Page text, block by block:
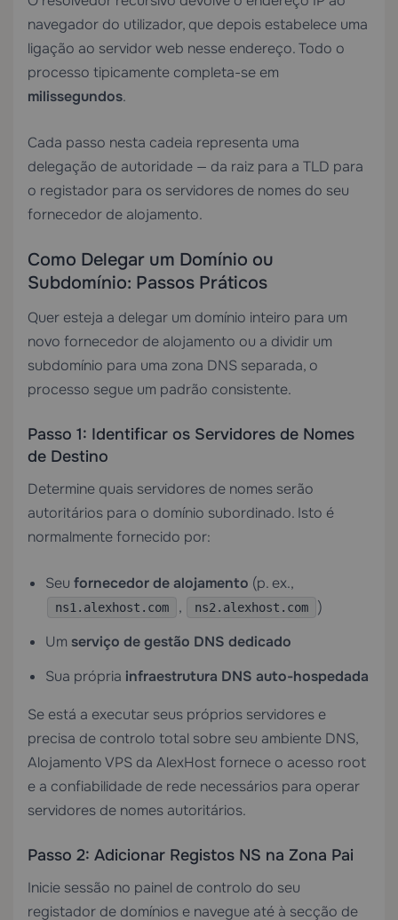
navegador do utilizador, que depois estabelece uma
ligação ao servidor web nesse endereço. Todo o
processo tipicamente completa-se em
milissegundos.
Cada passo nesta cadeia representa uma
delegação de autoridade — da raiz para a TLD para
o registador para os servidores de nomes do seu
fornecedor de alojamento.
Como Delegar um Domínio ou
Subdomínio: Passos Práticos
Quer esteja a delegar um domínio inteiro para um
novo fornecedor de alojamento ou a dividir um
subdomínio para uma zona DNS separada, o
processo segue um padrão consistente.
Passo 1: Identificar os Servidores de Nomes
de Destino
Determine quais servidores de nomes serão
autoritários para o domínio subordinado. Isto é
normalmente fornecido por:
Seu fornecedor de alojamento (p. ex.,
ns1.alexhost.com , ns2.alexhost.com
)
Um serviço de gestão DNS dedicado
Sua própria infraestrutura DNS auto-hospedada
Se está a executar seus próprios servidores e
precisa de controlo total sobre seu ambiente DNS,
Alojamento VPS da AlexHost fornece o acesso root
e a confiabilidade de rede necessários para operar
servidores de nomes autoritários.
Passo 2: Adicionar Registos NS na Zona Pai
Inicie sessão no painel de controlo do seu
registador de domínios e navegue até à secção de